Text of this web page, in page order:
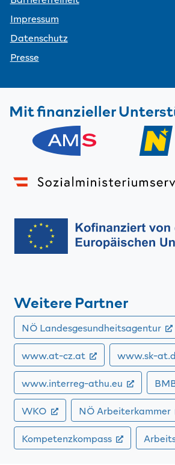
Impressum
Datenschutz
Presse
Mit finanzieller
Weitere Partner
NÖ Landes­gesundheits­agentur
www.at-cz.at (Externerwww.sk-
www.interreg-athu.eu
WKO (Externer Verweis)
NÖ Arbeiter­kammer
Kompetenzkompass (Externer